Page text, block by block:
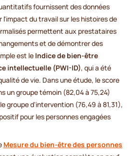
fournissent des données
l'impact du travail sur les histoires de
permettent aux prestataires
et de démontrer des
est le Indice de bien-être
intellectuelle (PWI-ID), qui a été
de vie. Dans une étude, le score
un groupe témoin (82,04 à 75,24)
groupe d'intervention (76,49 à 81,31),
pour les personnes engagées
Mesure du bien-être des personnes